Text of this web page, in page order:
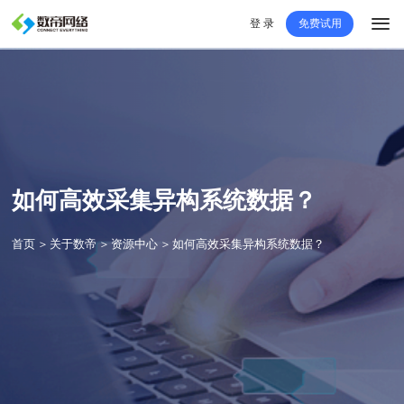
登 录 免费试用
如何⾼效采集异构系统数据？
首页 ＞ 关于数帝＞资源中心 ＞ 如何⾼效采集异构系统数据？